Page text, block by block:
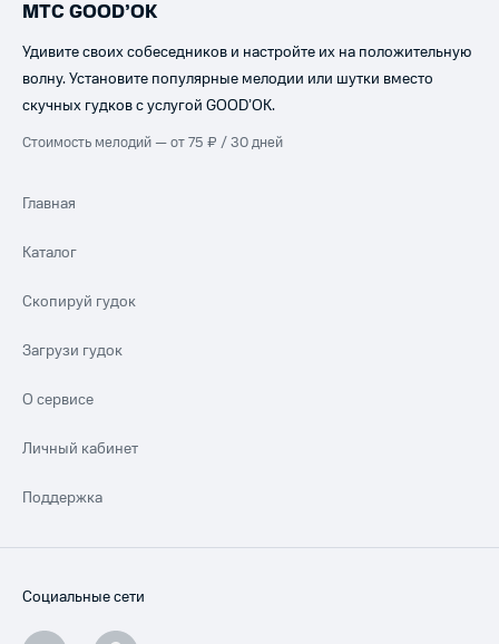
МТС GOOD’OK
Удивите своих собеседников и настройте их на положительную
волну. Установите популярные мелодии или шутки вместо
скучных гудков с услугой GOOD’OK.
Стоимость мелодий — от 75 ₽ / 30 дней
Главная
Каталог
Скопируй гудок
Загрузи гудок
О сервисе
Личный кабинет
Поддержка
Социальные сети